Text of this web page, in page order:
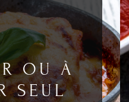
OU À
SEUL